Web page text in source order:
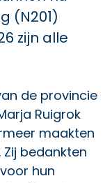
(N201)
zijn alle
de provincie
Ruigrok
maakten
bedankten
hun